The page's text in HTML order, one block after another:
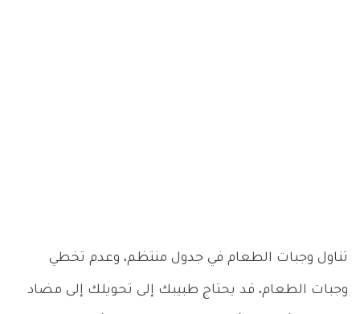
تناول وجبات الطعام في جدول منتظم، وعدم تخطي
وجبات الطعام، قد يحتاج طبيبك إلى تحويلك إلى مضاد